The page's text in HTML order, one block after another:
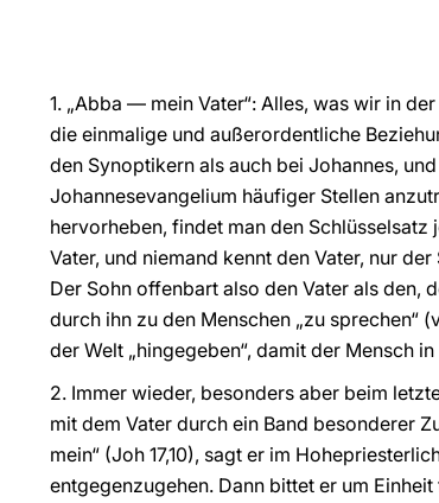
1. „Abba — mein Vater“: Alles, was wir in
die einmalige und außerordentliche
den Synoptikern als auch bei Johannes,
Johannesevangelium häufiger Stellen
hervorheben, findet man den
Vater, und niemand kennt den Vater, nur
Der Sohn offenbart also den Vater als den,
durch ihn zu den Menschen „zu sprechen“
der Welt „hingegeben“, damit der Mensch
2. Immer wieder, besonders aber beim
mit dem Vater durch ein Band besonderer
mein“ (Joh 17,10), sagt er im
entgegenzugehen. Dann bittet er um